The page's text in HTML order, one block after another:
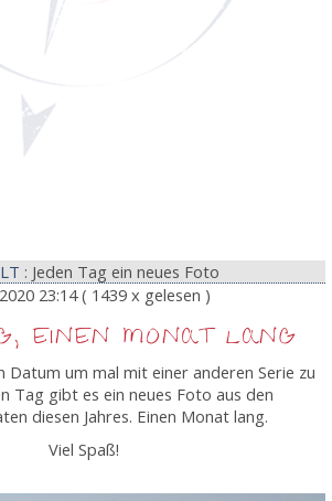
: Jeden Tag ein neues Foto
23:14 ( 1439 x gelesen )
EINEN MONAT LANG
Datum um mal mit einer anderen Serie zu
Tag gibt es ein neues Foto aus den
diesen Jahres. Einen Monat lang.
Viel Spaß!